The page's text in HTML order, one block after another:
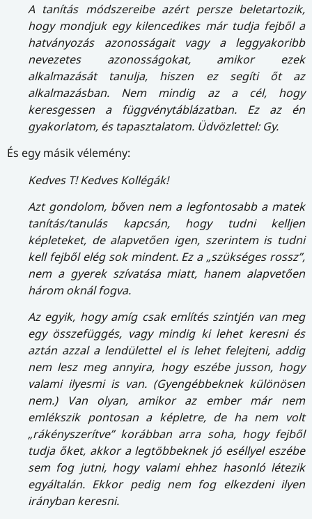
A tanítás módszereibe azért persze beletartozik,
hogy mondjuk egy kilencedikes már tudja fejből a
hatványozás azonosságait vagy a leggyakoribb
nevezetes azonosságokat, amikor ezek
alkalmazását tanulja, hiszen ez segíti őt az
alkalmazásban. Nem mindig az a cél, hogy
keresgessen a függvénytáblázatban. Ez az én
gyakorlatom, és tapasztalatom. Üdvözlettel: Gy.
És egy másik vélemény:
Kedves T! Kedves Kollégák!
Azt gondolom, bőven nem a legfontosabb a matek
tanítás/tanulás kapcsán, hogy tudni kelljen
képleteket, de alapvetően igen, szerintem is tudni
kell fejből elég sok mindent. Ez a „szükséges rossz”,
nem a gyerek szívatása miatt, hanem alapvetően
három oknál fogva.
Az egyik, hogy amíg csak említés szintjén van meg
egy összefüggés, vagy mindig ki lehet keresni és
aztán azzal a lendülettel el is lehet felejteni, addig
nem lesz meg annyira, hogy eszébe jusson, hogy
valami ilyesmi is van. (Gyengébbeknek különösen
nem.) Van olyan, amikor az ember már nem
emlékszik pontosan a képletre, de ha nem volt
„rákényszerítve” korábban arra soha, hogy fejből
tudja őket, akkor a legtöbbeknek jó eséllyel eszébe
sem fog jutni, hogy valami ehhez hasonló létezik
egyáltalán. Ekkor pedig nem fog elkezdeni ilyen
irányban keresni.